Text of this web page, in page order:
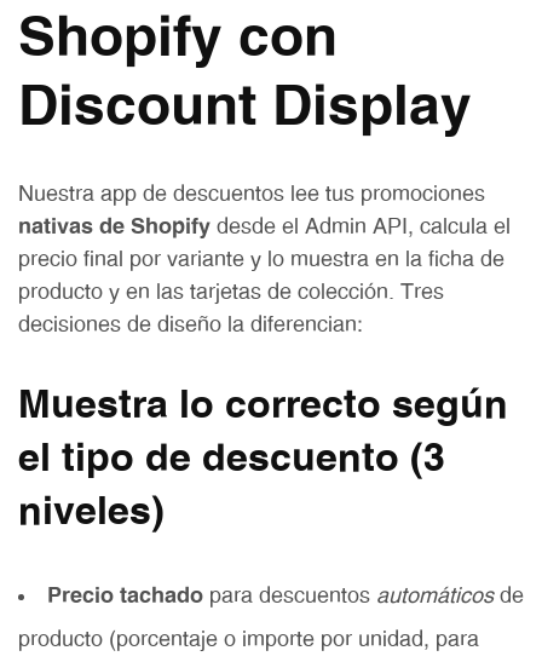
Shopify con
Discount Display
Nuestra app de descuentos lee tus promociones
nativas de Shopify desde el Admin API, calcula el
precio final por variante y lo muestra en la ficha de
producto y en las tarjetas de colección. Tres
decisiones de diseño la diferencian:
Muestra lo correcto según
el tipo de descuento (3
niveles)
Precio tachado para descuentos automáticosde
producto (porcentaje o importe por unidad, para